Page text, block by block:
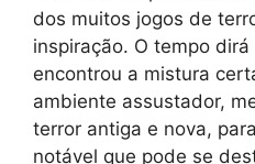
dos muitos jogos de
inspiração. O tempo
encontrou a mistura
ambiente assustador,
terror antiga e nova,
notável que pode se